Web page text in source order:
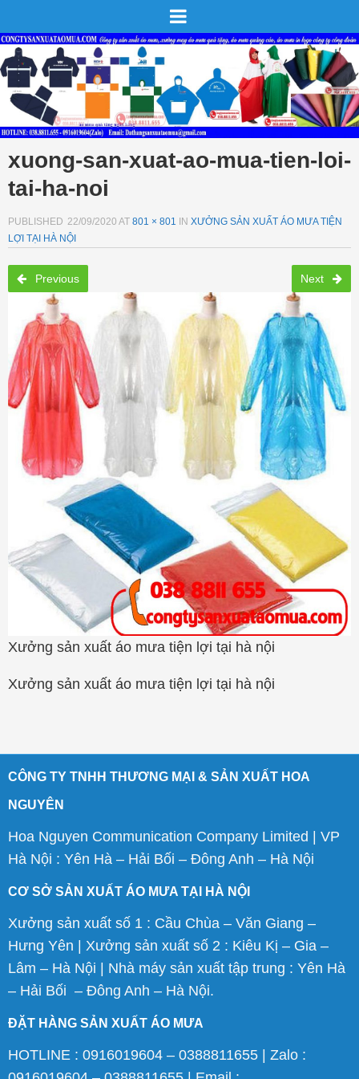
xuong-san-xuat-ao-mua-tien-loi-
tai-ha-noi
PUBLISHED 22/09/2020 AT 801 × 801 IN XƯỞNG SẢN XUẤT ÁO MƯA TIỆN
LỢI TẠI HÀ NỘI
Previous Next
Xưởng sản xuất áo mưa tiện lợi tại hà nội
Xưởng sản xuất áo mưa tiện lợi tại hà nội
CÔNG TY TNHH THƯƠNG MẠI & SẢN XUẤT HOA
NGUYÊN
Hoa Nguyen Communication Company Limited | VP
Hà Nội : Yên Hà – Hải Bối – Đông Anh – Hà Nội
CƠ SỞ SẢN XUẤT ÁO MƯA TẠI HÀ NỘI
Xưởng sản xuất số 1 : Cầu Chùa – Văn Giang –
Hưng Yên | Xưởng sản xuất số 2 : Kiêu Kị – Gia –
Lâm – Hà Nội | Nhà máy sản xuất tập trung : Yên Hà
– Hải Bối – Đông Anh – Hà Nội.
ĐẶT HÀNG SẢN XUẤT ÁO MƯA
HOTLINE : 0916019604 – 0388811655 | Zalo :